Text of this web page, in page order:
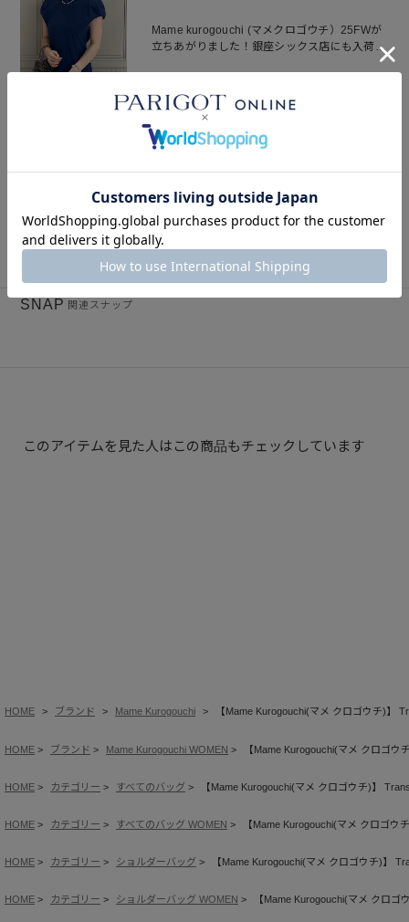
Mame kurogouchi (マメクロゴウチ）25FWが
立ちあがりました！銀座シックス店にも入荷し
結婚式のお呼ばれドレスには
SNAP 関連スナップ
このアイテムを見た人はこの商品もチェックしています
HOME ブランド Mame Kurogouchi 【Mame Kurogouchi(マメ クロゴウチ)】
HOME ブランド Mame Kurogouchi WOMEN 【Mame Kurogouchi(マメ クロゴウ
HOME カテゴリー すべてのバッグ 【Mame Kurogouchi(マメ クロゴウチ)】
HOME カテゴリー すべてのバッグ WOMEN 【Mame Kurogouchi(マメ クロゴウ
HOME カテゴリー ショルダーバッグ 【Mame Kurogouchi(マメ クロゴウチ)】
HOME カテゴリー ショルダーバッグ WOMEN 【Mame Kurogouchi(マメ クロゴ